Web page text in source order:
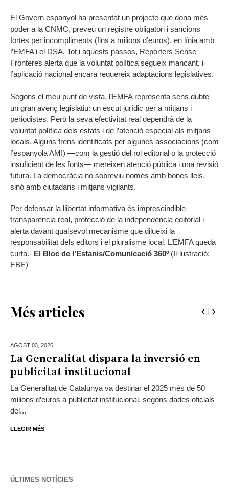
El Govern espanyol ha presentat un projecte que dona més
poder a la CNMC, preveu un registre obligatori i sancions
fortes per incompliments (fins a milions d’euros), en línia amb
l’EMFA i el DSA. Tot i aquests passos, Reporters Sense
Fronteres alerta que la voluntat política segueix mancant, i
l’aplicació nacional encara requereix adaptacions legislatives.
Segons el meu punt de vista, l’EMFA representa sens dubte
un gran avenç legislatiu: un escut jurídic per a mitjans i
periodistes. Però la seva efectivitat real dependrà de la
voluntat política dels estats i de l’atenció especial als mitjans
locals. Alguns frens identificats per algunes associacions (com
l’espanyola AMI) —com la gestió del rol editorial o la protecció
insuficient de les fonts— mereixen atenció pública i una revisió
futura. La democràcia no sobreviu només amb bones lleis,
sinó amb ciutadans i mitjans vigilants.
Per defensar la llibertat informativa és imprescindible
transparència real, protecció de la independència editorial i
alerta davant qualsevol mecanisme que dilueixi la
responsabilitat dels editors i el pluralisme local. L’EMFA queda
curta.- El Bloc de l’Estanis/Comunicació 360º(Il·lustració:
EBE)
Més articles
AGOST 03, 2026
La Generalitat dispara la inversió en
publicitat institucional
La Generalitat de Catalunya va destinar el 2025 més de 50
milions d’euros a publicitat institucional, segons dades oficials
del...
LLEGIR MÉS
ÚLTIMES NOTÍCIES